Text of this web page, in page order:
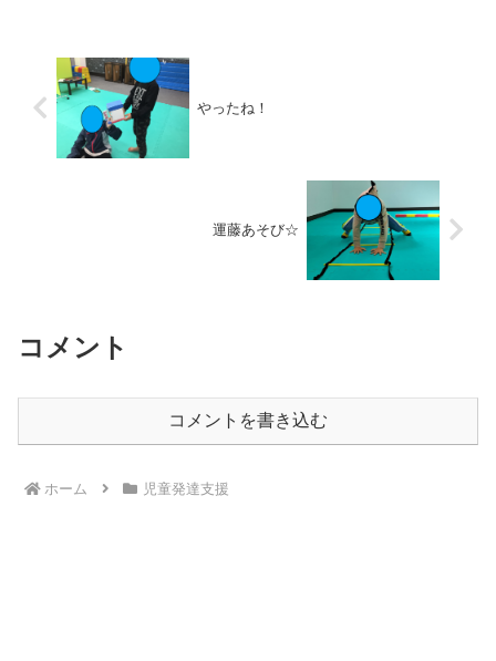
やったね！
運藤あそび☆
コメント
コメントを書き込む
ホーム 児童発達支援